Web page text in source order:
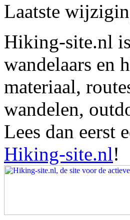
Laatste
Hiking-site.nl
wandelaars en
materiaal,
wandelen,
Lees dan eerst
Hiking-site.nl!